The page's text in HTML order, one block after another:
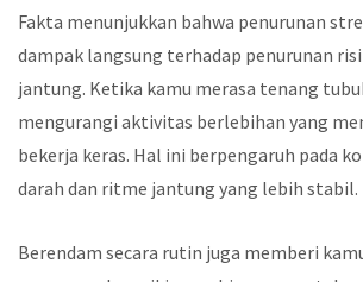
Fakta menunjukkan bahwa penurunan
dampak langsung terhadap penurunan
jantung. Ketika kamu merasa tenang
mengurangi aktivitas berlebihan yang
bekerja keras. Hal ini berpengaruh pada
darah dan ritme jantung yang lebih stabil.
Berendam secara rutin juga memberi